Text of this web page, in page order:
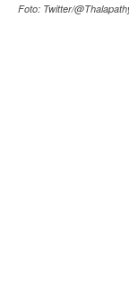
Foto: Twitter/